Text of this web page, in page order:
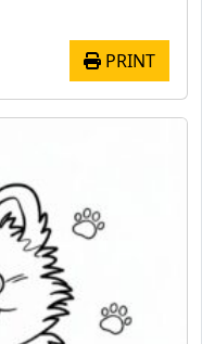
PRINT